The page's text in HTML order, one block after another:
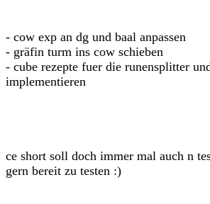
- cow exp an dg und baal anpassen
- gräfin turm ins cow schieben
- cube rezepte fuer die runensplitter
implementieren
ce short soll doch immer mal auch n
gern bereit zu testen :)